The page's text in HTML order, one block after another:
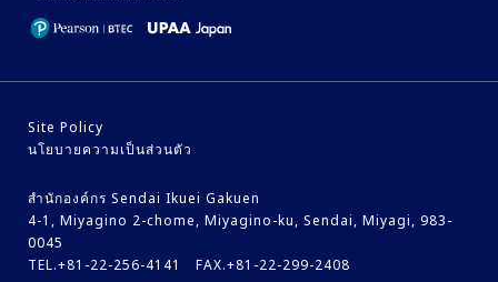
Site Policy
นโยบายความเป็นส่วนตัว
สำนักองค์กร Sendai Ikuei Gakuen
4-1, Miyagino 2-chome, Miyagino-ku, Sendai, Miyagi, 983-
0045
TEL.+81-22-256-4141 FAX.+81-22-299-2408